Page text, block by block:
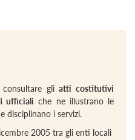
consultare gliatti costitutivi
ufficiali che ne illustrano le
disciplinano i servizi.
2005 tra gli enti locali